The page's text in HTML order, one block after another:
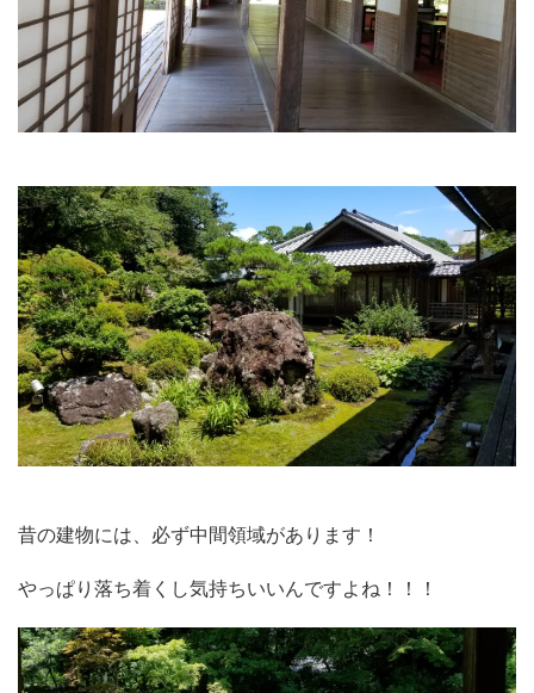
昔の建物には、必ず中間領域があります！
やっぱり落ち着くし気持ちいいんですよね！！！